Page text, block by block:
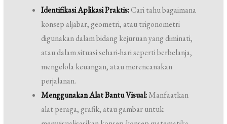
Identifikasi Aplikasi Praktis:Cari tahu bagaimana
konsep aljabar, geometri, atau trigonometri
digunakan dalam bidang kejuruan yang diminati,
atau dalam situasi sehari-hari seperti berbelanja,
mengelola keuangan, atau merencanakan
perjalanan.
Menggunakan Alat Bantu Visual:Manfaatkan
alat peraga, grafik, atau gambar untuk